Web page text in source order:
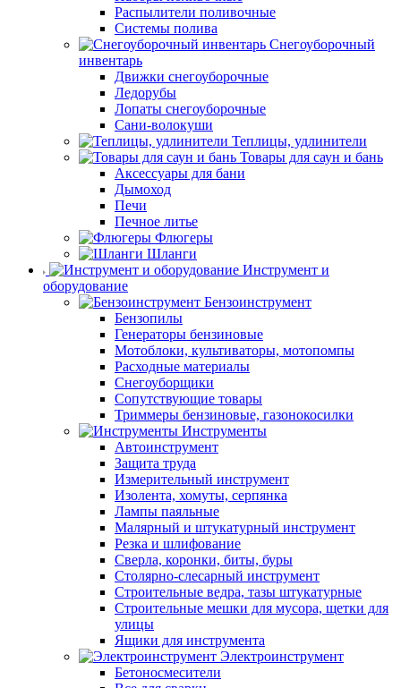
Распылители поливочные
Системы полива
Снегоуборочный
инвентарь
Движки снегоуборочные
Ледорубы
Лопаты снегоуборочные
Сани-волокуши
Теплицы, удлинители
Товары для саун и бань
Аксессуары для бани
Дымоход
Печи
Печное литье
Флюгеры
Шланги
Инструмент и
оборудование
Бензоинструмент
Бензопилы
Генераторы бензиновые
Мотоблоки, культиваторы, мотопомпы
Расходные материалы
Снегоуборщики
Сопутствующие товары
Триммеры бензиновые, газонокосилки
Инструменты
Автоинструмент
Защита труда
Измерительный инструмент
Изолента, хомуты, серпянка
Лампы паяльные
Малярный и штукатурный инструмент
Резка и шлифование
Сверла, коронки, биты, буры
Столярно-слесарный инструмент
Строительные ведра, тазы штукатурные
Строительные мешки для мусора, щетки для
улицы
Ящики для инструмента
Электроинструмент
Бетоносмесители